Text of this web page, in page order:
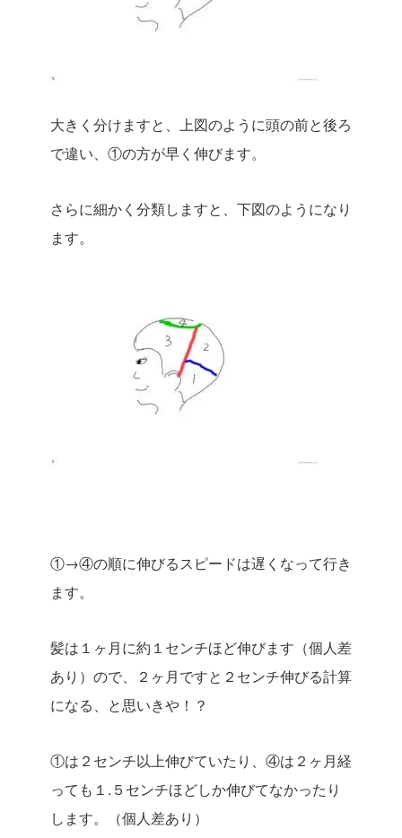
大きく分けますと、上図のように頭の前と後ろ
で違い、①の方が早く伸びます。
さらに細かく分類しますと、下図のようになり
ます。
①→④の順に伸びるスピードは遅くなって行き
ます。
髪は１ヶ月に約１センチほど伸びます（個人差
あり）ので、２ヶ月ですと２センチ伸びる計算
になる、と思いきや！？
①は２センチ以上伸びていたり、④は２ヶ月経
っても１.５センチほどしか伸びてなかったり
します。（個人差あり）